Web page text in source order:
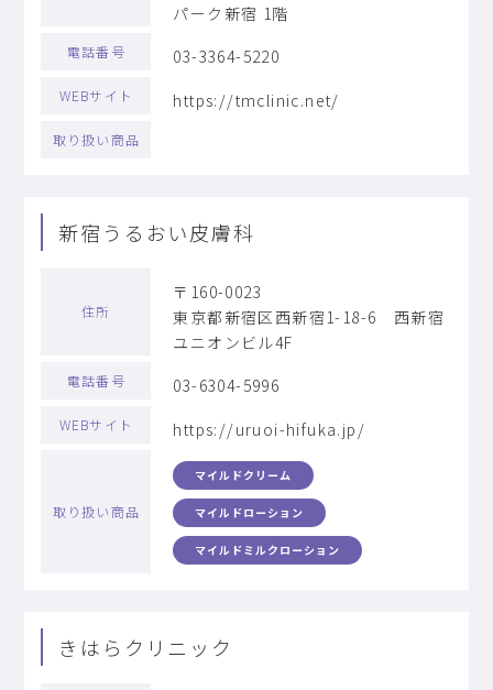
パーク新宿 1階
電話番号 03-3364-5220
WEBサイト https://tmclinic.net/
取り扱い商品
新宿うるおい皮膚科
住所
〒160-0023
東京都新宿区西新宿1-18-6 西新宿
ユニオンビル4F
電話番号 03-6304-5996
WEBサイト https://uruoi-hifuka.jp/
取り扱い商品
マイルドクリーム
マイルドローション
マイルドミルクローション
きはらクリニック